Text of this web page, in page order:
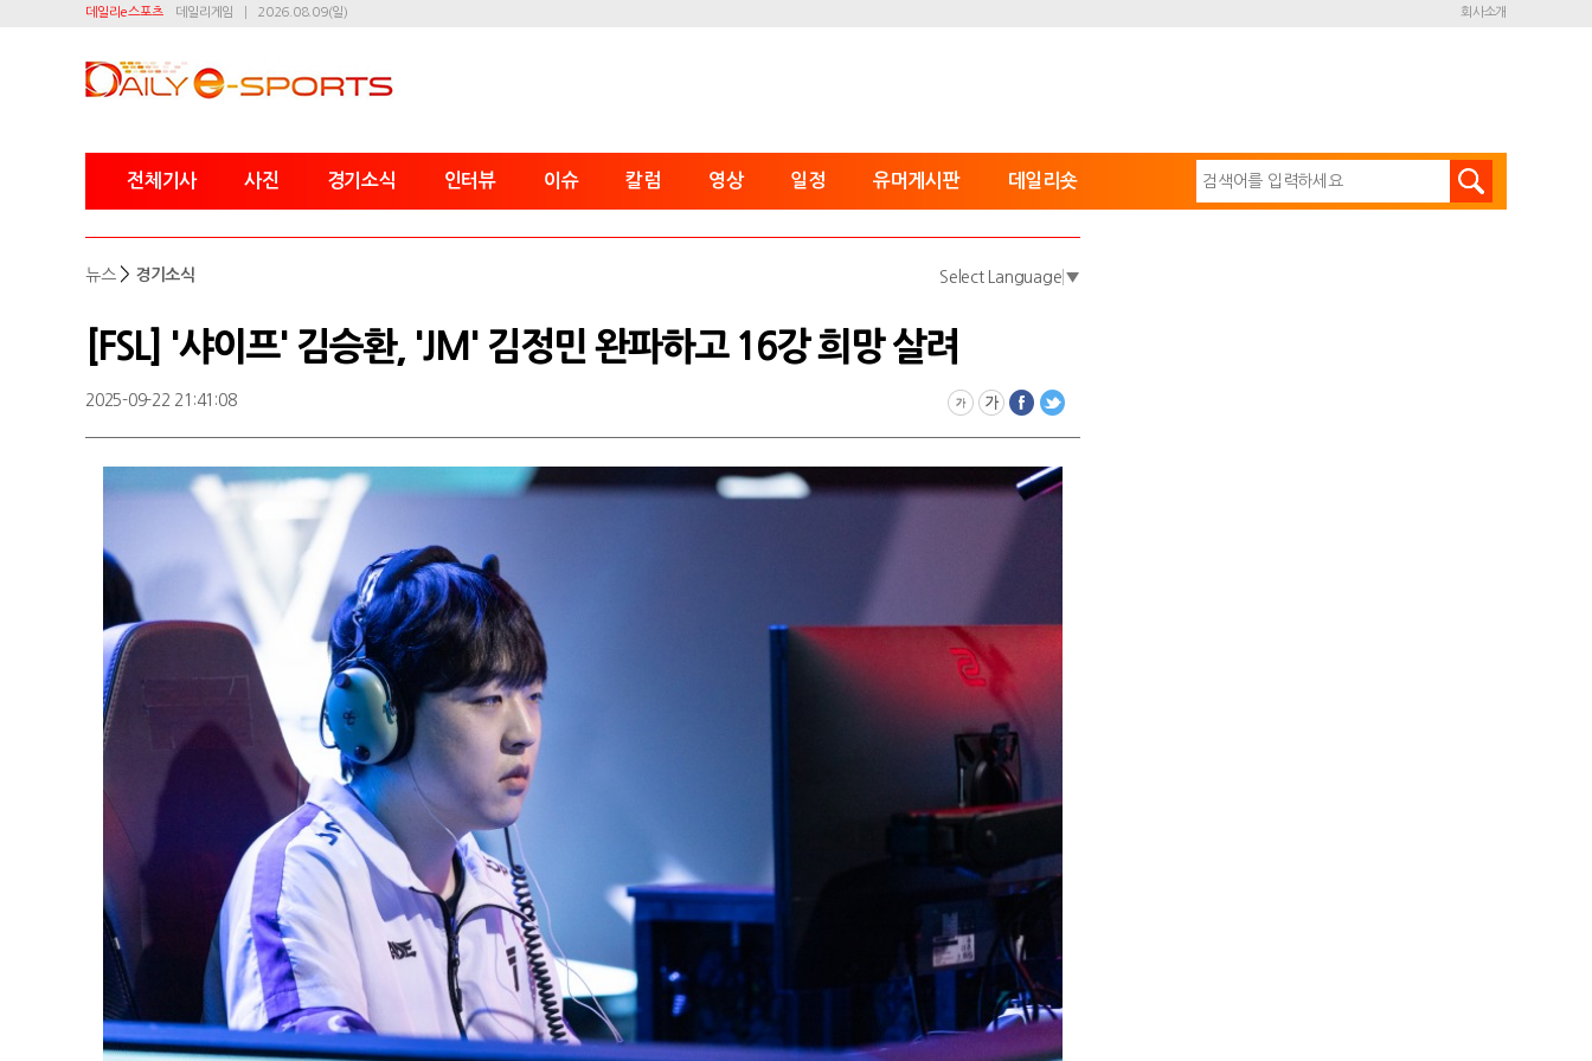
데일리e스포츠 데일리게임 2026.08.09(일) 회사소개
전체기사 사진 경기소식 인터뷰 이슈 칼럼 영상 일정 유머게시판 데일리숏
뉴스 > 경기소식 Select Language ▼
[FSL] '샤이프' 김승환, 'JM' 김정민 완파하고 16강 희망 살려
2025-09-22 21:41:08